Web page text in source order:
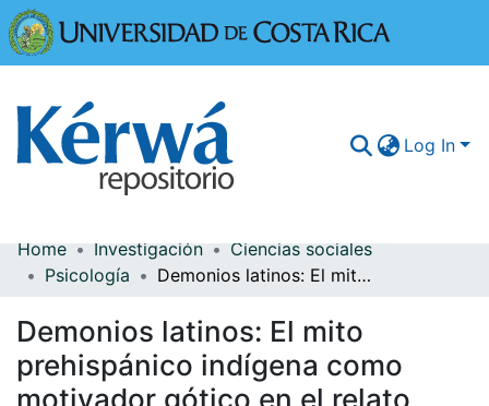
Log In
Communities & Collections
Browse Kérwá
Statistics
Home Investigación
Ciencias sociales
Psicología
Demonios latinos: El mito prehispánico indígena como motivador gótico en el relato contemporáneo mexicano
Demonios latinos: El mito
prehispánico indígena como
motivador gótico en el relato